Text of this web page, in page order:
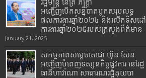
រដ្ឋមន្រ្តី​ នេត្រ​ ភក្ត្រា​
អញ្ជើញបើកសន្និបាតបូកសរុបលទ្ធ
ផលការងារឆ្នាំ២០២៤ និងលើកទិសដៅ
ការងារឆ្នាំ២០២៥របស់​ក្រសួង​ព័ត៌មាន​
January 21, 2025
សកម្មភាពសម្តេចតេជោ ហ៊ុន សែន
អញ្ជើញបំពេញទស្សនកិច្ចផ្លូវការ នៅរដ្ឋ
ធានីហាវ៉ាណា សាធារណរដ្ឋគុយបា